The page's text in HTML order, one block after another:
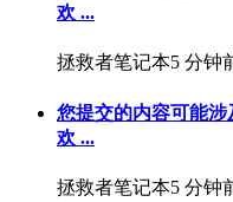
欢 ...
拯救者笔记本5 分钟
您提交的内容可能涉
欢 ...
拯救者笔记本5 分钟